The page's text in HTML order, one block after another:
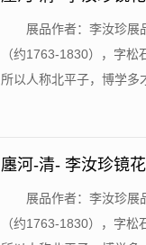
展品作者：李汝珍展
（约1763-1830），字
所以人称北平子，博学多
廛河-清- 李汝珍镜
展品作者：李汝珍展
（约1763-1830），字